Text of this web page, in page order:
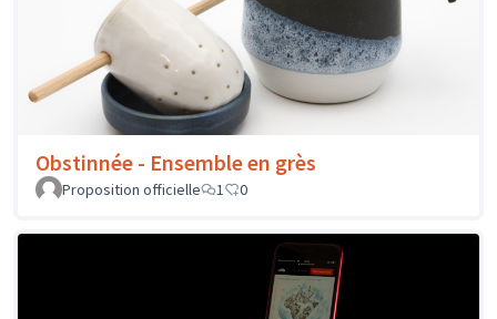
Obstinnée - Ensemble en grès
Proposition officielle 1 0